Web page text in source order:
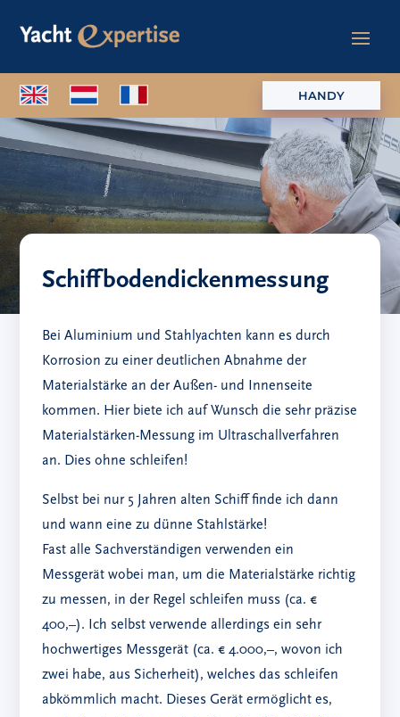
HANDY
Schiffbodendickenmessung
Bei Aluminium und Stahlyachten kann es durch
Korrosion zu einer deutlichen Abnahme der
Materialstärke an der Außen- und Innenseite
kommen. Hier biete ich auf Wunsch die sehr präzise
Materialstärken-Messung im Ultraschallverfahren
an. Dies ohne schleifen!
Selbst bei nur 5 Jahren alten Schiff finde ich dann
und wann eine zu dünne Stahlstärke!
Fast alle Sachverständigen verwenden ein
Messgerät wobei man, um die Materialstärke richtig
zu messen, in der Regel schleifen muss (ca. €
400,–). Ich selbst verwende allerdings ein sehr
hochwertiges Messgerät (ca. € 4.000,–, wovon ich
zwei habe, aus Sicherheit), welches das schleifen
abkömmlich macht. Dieses Gerät ermöglicht es,